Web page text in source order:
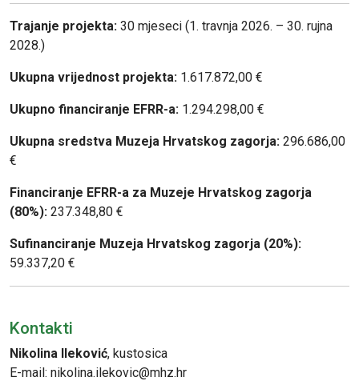
Trajanje projekta: 30 mjeseci (1. travnja 2026. – 30. rujna
2028.)
Ukupna vrijednost projekta: 1.617.872,00 €
Ukupno financiranje EFRR-a: 1.294.298,00 €
Ukupna sredstva Muzeja Hrvatskog zagorja: 296.686,00
€
Financiranje EFRR-a za Muzeje Hrvatskog zagorja
(80%): 237.348,80 €
Sufinanciranje Muzeja Hrvatskog zagorja (20%):
59.337,20 €
Kontakti
Nikolina Ileković, kustosica
E-mail: nikolina.ilekovic@mhz.hr